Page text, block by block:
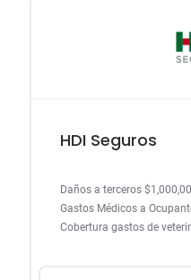
HDI Seguros
Daños a terceros
Gastos Médicos a
Cobertura gastos de